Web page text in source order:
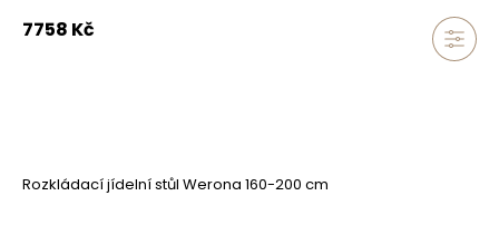
7758 Kč
Rozkládací jídelní stůl Werona 160-200 cm